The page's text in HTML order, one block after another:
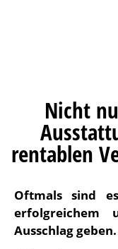
Nicht
rentablen
Oftmals sind
erfolgreichem
Ausschlag geben.